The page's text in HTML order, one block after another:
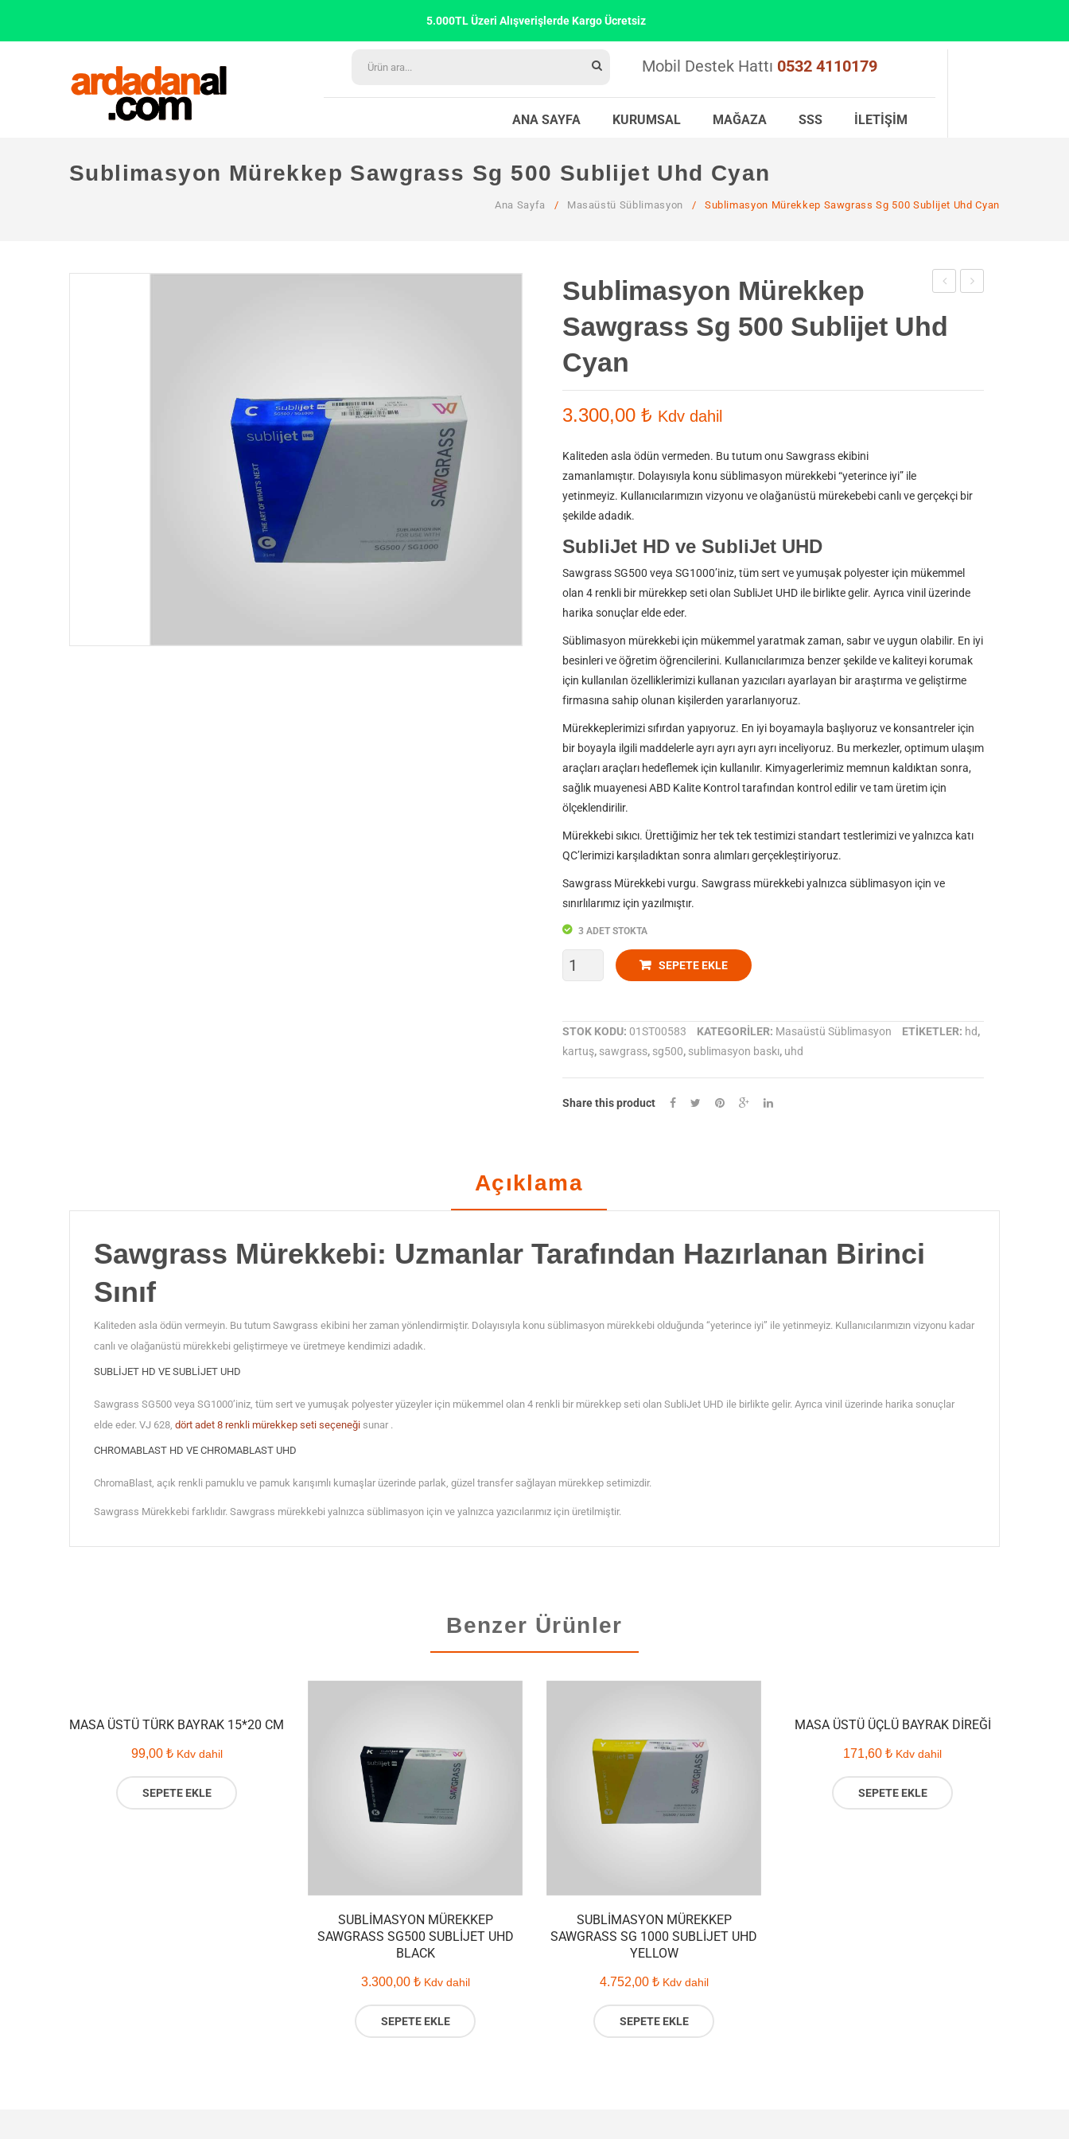
5.000TL Üzeri Alışverişlerde Kargo Ücretsiz
Mobil Destek Hattı 0532 4110179
ANA SAYFA KURUMSAL MAĞAZA SSS İLETIŞIM
Sublimasyon Mürekkep Sawgrass Sg 500 Sublijet Uhd Cyan
Ana Sayfa / Masaüstü Süblimasyon / Sublimasyon Mürekkep Sawgrass Sg 500 Sublijet Uhd Cyan
Ragle
Uhd
Sublimasyon Mürekkep
Sawgrass Sg 500 Sublijet Uhd
Cyan
3.300,00 ₺ Kdv dahil
Kaliteden asla ödün vermeden. Bu tutum onu ​​Sawgrass ekibini
zamanlamıştır. Dolayısıyla konu süblimasyon mürekkebi “yeterince iyi” ile
yetinmeyiz. Kullanıcılarımızın vizyonu ve olağanüstü mürekebebi canlı ve gerçekçi bir
şekilde adadık.
SubliJet HD ve SubliJet UHD
Sawgrass SG500 veya SG1000’iniz, tüm sert ve yumuşak polyester için mükemmel
olan 4 renkli bir mürekkep seti olan SubliJet UHD ile birlikte gelir. Ayrıca vinil üzerinde
harika sonuçlar elde eder.
Süblimasyon mürekkebi için mükemmel yaratmak zaman, sabır ve uygun olabilir. En iyi
besinleri ve öğretim öğrencilerini. Kullanıcılarımıza benzer şekilde ve kaliteyi korumak
için kullanılan özelliklerimizi kullanan yazıcıları ayarlayan bir araştırma ve geliştirme
firmasına sahip olunan kişilerden yararlanıyoruz.
Mürekkeplerimizi sıfırdan yapıyoruz. En iyi boyamayla başlıyoruz ve konsantreler için
bir boyayla ilgili maddelerle ayrı ayrı ayrı ayrı inceliyoruz. Bu merkezler, optimum ulaşım
araçları araçları hedeflemek için kullanılır. Kimyagerlerimiz memnun kaldıktan sonra,
sağlık muayenesi ABD Kalite Kontrol tarafından kontrol edilir ve tam üretim için
ölçeklendirilir.
Mürekkebi sıkıcı. Ürettiğimiz her tek tek testimizi standart testlerimizi ve yalnızca katı
QC’lerimizi karşıladıktan sonra alımları gerçekleştiriyoruz.
Sawgrass Mürekkebi vurgu. Sawgrass mürekkebi yalnızca süblimasyon için ve
sınırlılarımız için yazılmıştır.
3 ADET STOKTA
Sublimasyon
Sawgrass
Sg
Cyan
adet
SEPETE EKLE
STOK KODU: 01ST00583 KATEGORILER: Masaüstü Süblimasyon ETIKETLER: hd,
kartuş, sawgrass, sg500, sublimasyon baskı, uhd
Share this product
Açıklama
Sawgrass Mürekkebi: Uzmanlar Tarafından Hazırlanan Birinci
Sınıf
Kaliteden asla ödün vermeyin. Bu tutum Sawgrass ekibini her zaman yönlendirmiştir. Dolayısıyla konu süblimasyon mürekkebi olduğunda “yeterince iyi” ile yetinmeyiz. Kullanıcılarımızın vizyonu kadar
canlı ve olağanüstü mürekkebi geliştirmeye ve üretmeye kendimizi adadık.
SUBLIJET HD VE SUBLIJET UHD
Sawgrass SG500 veya SG1000’iniz, tüm sert ve yumuşak polyester yüzeyler için mükemmel olan 4 renkli bir mürekkep seti olan SubliJet UHD ile birlikte gelir. Ayrıca vinil üzerinde harika sonuçlar
elde eder. VJ 628, dört adet 8 renkli mürekkep seti seçeneği sunar .
CHROMABLAST HD VE CHROMABLAST UHD
ChromaBlast, açık renkli pamuklu ve pamuk karışımlı kumaşlar üzerinde parlak, güzel transfer sağlayan mürekkep setimizdir.
Sawgrass Mürekkebi farklıdır. Sawgrass mürekkebi yalnızca süblimasyon için ve yalnızca yazıcılarımız için üretilmiştir.
Benzer Ürünler
MASA ÜSTÜ TÜRK BAYRAK 15*20 CM
99,00 ₺ Kdv dahil
SEPETE EKLE
SUBLIMASYON MÜREKKEP
SAWGRASS SG500 SUBLIJET UHD
BLACK
3.300,00 ₺ Kdv dahil
SEPETE EKLE
SUBLIMASYON MÜREKKEP
SAWGRASS SG 1000 SUBLIJET UHD
YELLOW
4.752,00 ₺ Kdv dahil
SEPETE EKLE
MASA ÜSTÜ ÜÇLÜ BAYRAK DIREĞI
171,60 ₺ Kdv dahil
SEPETE EKLE